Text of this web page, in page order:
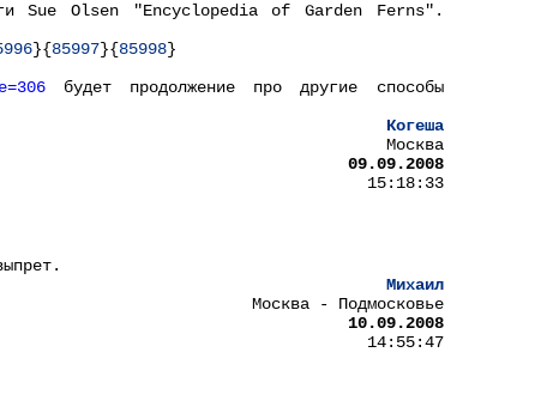
Sue Olsen "Encyclopedia of Garden Ferns".
}{85997}{85998}
будет продолжение про другие способы
Когеша
Москва
09.09.2008
15:18:33
Михаил
Москва - Подмосковье
10.09.2008
14:55:47